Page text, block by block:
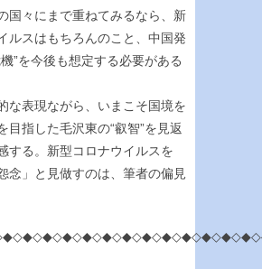
国々にまで重ねてみるなら、新
ルスはもちろんのこと、中国発
”を今後も想定する必要がある
な表現ながら、いまこそ国境を
目指した毛沢東の“叡智”を見返
する。新型コロナウイルスを
念」と見做すのは、筆者の偏見